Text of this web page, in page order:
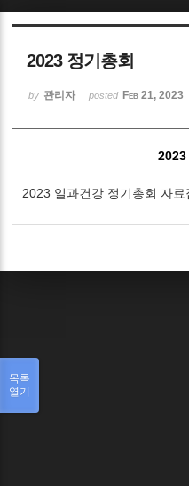
2023 정기총회
by 관리자 posted Feb 21, 2023
2023
2023 일과건강 정기총회 자료
목록
열기
Sketchbook5,
Sketchbook5,